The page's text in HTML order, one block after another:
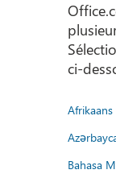
ci-
Bahasa